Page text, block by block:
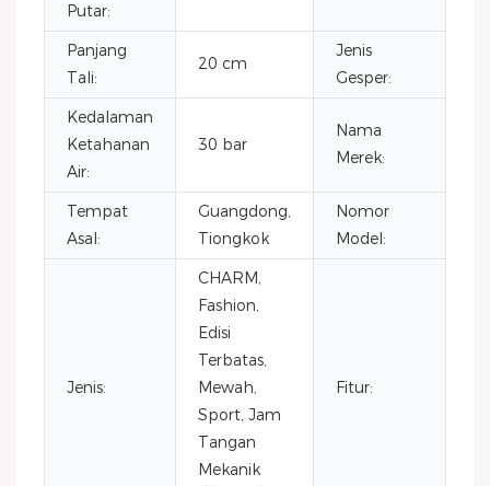
Putar:
Panjang
Tali:
20 cm
Jenis
Gesper:
Kedalaman
Ketahanan
Air:
30 bar
Nama
Merek:
Tempat
Asal:
Guangdong,
Tiongkok
Nomor
Model:
Jenis:
CHARM,
Fashion,
Edisi
Terbatas,
Mewah,
Sport, Jam
Tangan
Mekanik
Fitur: